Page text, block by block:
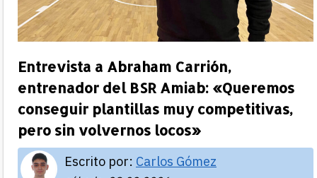
Entrevista a Abraham Carrión,
entrenador del BSR Amiab: «Queremos
conseguir plantillas muy competitivas,
pero sin volvernos locos»
Escrito por: Carlos Gómez